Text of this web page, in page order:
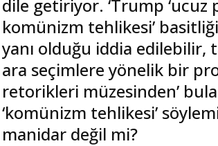
dile getiriyor. ‘Trump ‘ucuz
komünizm tehlikesi’
yanı olduğu iddia edilebilir,
ara seçimlere yönelik bir
retorikleri müzesinden’ bula
‘komünizm tehlikesi’
manidar değil mi?